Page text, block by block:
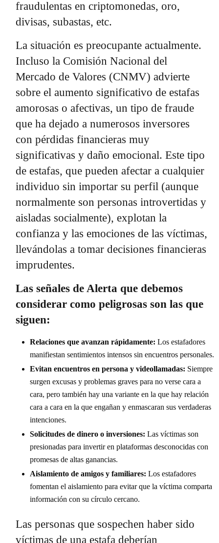
fraudulentas en criptomonedas, oro,
divisas, subastas, etc.
La situación es preocupante actualmente.
Incluso la Comisión Nacional del
Mercado de Valores (CNMV) advierte
sobre el aumento significativo de estafas
amorosas o afectivas, un tipo de fraude
que ha dejado a numerosos inversores
con pérdidas financieras muy
significativas y daño emocional. Este tipo
de estafas, que pueden afectar a cualquier
individuo sin importar su perfil (aunque
normalmente son personas introvertidas y
aisladas socialmente), explotan la
confianza y las emociones de las víctimas,
llevándolas a tomar decisiones financieras
imprudentes.
Las señales de Alerta que debemos
considerar como peligrosas son las que
siguen:
Relaciones que avanzan rápidamente: Los estafadores
manifiestan sentimientos intensos sin encuentros personales.
Evitan encuentros en persona y videollamadas: Siempre
surgen excusas y problemas graves para no verse cara a
cara, pero también hay una variante en la que hay relación
cara a cara en la que engañan y enmascaran sus verdaderas
intenciones.
Solicitudes de dinero o inversiones: Las víctimas son
presionadas para invertir en plataformas desconocidas con
promesas de altas ganancias.
Aislamiento de amigos y familiares: Los estafadores
fomentan el aislamiento para evitar que la víctima comparta
información con su círculo cercano.
Las personas que sospechen haber sido
víctimas de una estafa deberían